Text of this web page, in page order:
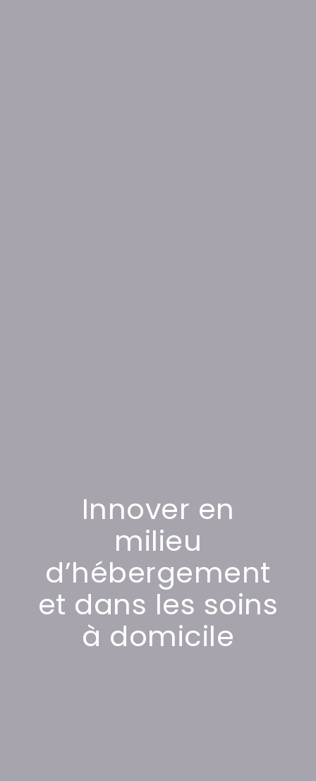
Innover en
milieu
d’hébergement
et dans les soins
à domicile